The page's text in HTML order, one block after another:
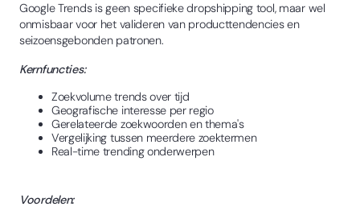
Google Trends is geen specifieke dropshipping tool, maar wel
onmisbaar voor het valideren van producttendencies en
seizoensgebonden patronen.
Kernfuncties:
Zoekvolume trends over tijd
Geografische interesse per regio
Gerelateerde zoekwoorden en thema's
Vergelijking tussen meerdere zoektermen
Real-time trending onderwerpen
Voordelen: